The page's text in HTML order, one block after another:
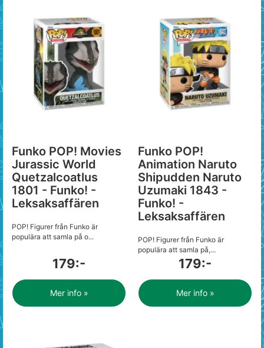
Funko POP! Movies
Jurassic World
Quetzalcoatlus
1801 - Funko! -
Leksaksaffären
POP! Figurer från Funko är
populära att samla på o...
179:-
Mer info »
Funko POP!
Animation Naruto
Shipudden Naruto
Uzumaki 1843 -
Funko! -
Leksaksaffären
POP! Figurer från Funko är
populära att samla på,...
179:-
Mer info »